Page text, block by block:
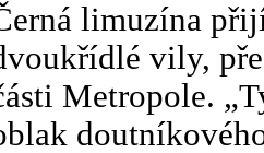
limuzína
vily,
Metropole.